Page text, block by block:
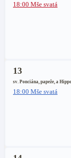
18:00 Mše svatá
13
sv. Ponciána, papeže, a
18:00 Mše svatá